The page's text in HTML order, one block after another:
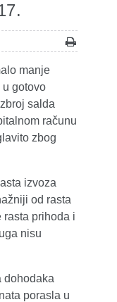
manje
u gotovo
salda
računu
zbog
izvoza
od rasta
rasta prihoda i
nisu
dohodaka
porasla u